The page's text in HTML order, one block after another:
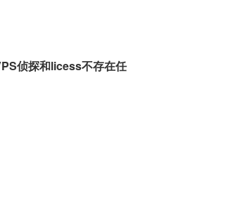
侦探和licess不存在任